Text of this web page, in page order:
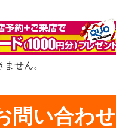
せん。
問い合わせ